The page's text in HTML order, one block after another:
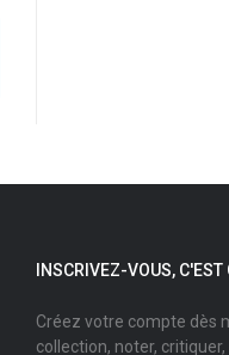
INSCRIVEZ-VOUS, C'EST
Créez votre compte dès
collection, noter,